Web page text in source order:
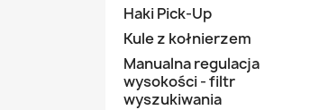
Haki Pick-Up
Kule z kołnierzem
Manualna regulacja
wysokości - filtr
wyszukiwania